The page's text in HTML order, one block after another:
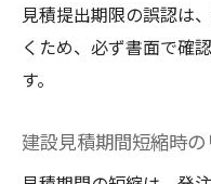
見積提出期限の誤認は
くため、必ず書面で確
す。
建設見積期間短縮時